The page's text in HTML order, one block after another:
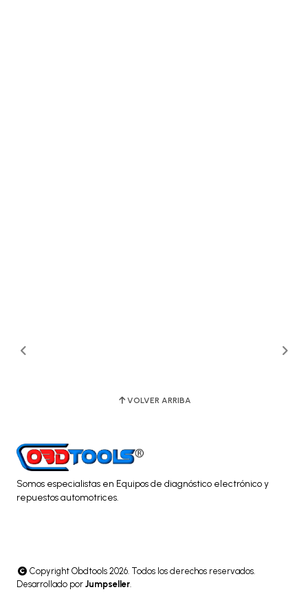
VOLVER ARRIBA
Somos especialistas en Equipos de diagnóstico electrónico y
repuestos automotrices.
Copyright Obdtools 2026. Todos los derechos reservados.
Desarrollado por Jumpseller